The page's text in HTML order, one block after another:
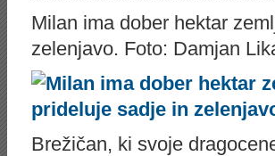
Milan ima dober hektar
zelenjavo. Foto: Damjan
Brežičan, ki svoje